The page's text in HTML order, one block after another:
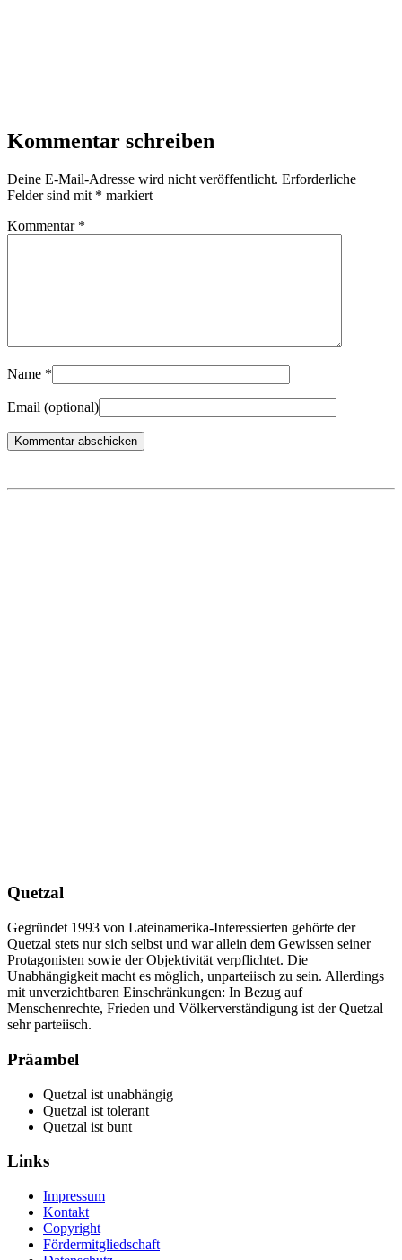
Kommentar schreiben
Deine E-Mail-Adresse wird nicht veröffentlicht. Erforderliche
Felder sind mit * markiert
Kommentar *
Name *
Email (optional)
Quetzal
Gegründet 1993 von Lateinamerika-Interessierten gehörte der
Quetzal stets nur sich selbst und war allein dem Gewissen seiner
Protagonisten sowie der Objektivität verpflichtet. Die
Unabhängigkeit macht es möglich, unparteiisch zu sein. Allerdings
mit unverzichtbaren Einschränkungen: In Bezug auf
Menschenrechte, Frieden und Völkerverständigung ist der Quetzal
sehr parteiisch.
Präambel
Quetzal ist unabhängig
Quetzal ist tolerant
Quetzal ist bunt
Links
Impressum
Kontakt
Copyright
Fördermitgliedschaft